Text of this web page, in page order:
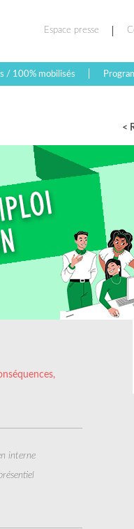
Espace presse
/ 100% mobilisés
<
interne